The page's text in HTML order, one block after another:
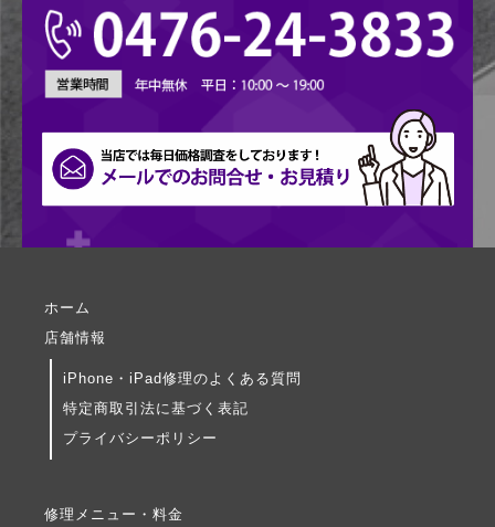
ホーム
店舗情報
iPhone・iPad修理のよくある質問
特定商取引法に基づく表記
プライバシーポリシー
修理メニュー・料金